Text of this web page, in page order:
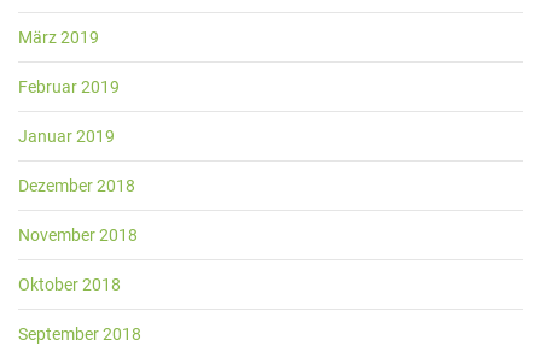
März 2019
Februar 2019
Januar 2019
Dezember 2018
November 2018
Oktober 2018
September 2018